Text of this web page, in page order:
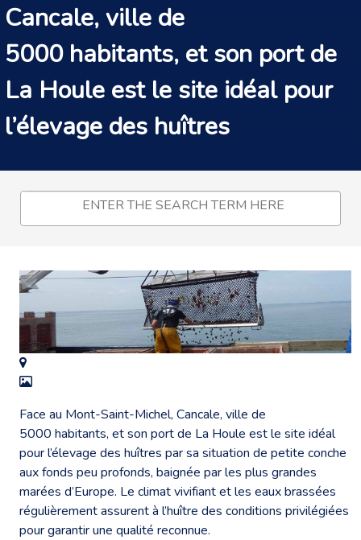
Cancale, ville de
5000 habitants, et son port de
La Houle est le site idéal pour
l’élevage des huîtres
Face au Mont-Saint-Michel, Cancale, ville de
5000 habitants, et son port de La Houle est le site idéal
pour l’élevage des huîtres par sa situation de petite conche
aux fonds peu profonds, baignée par les plus grandes
marées d’Europe. Le climat vivifiant et les eaux brassées
régulièrement assurent à l’huître des conditions privilégiées
pour garantir une qualité reconnue.